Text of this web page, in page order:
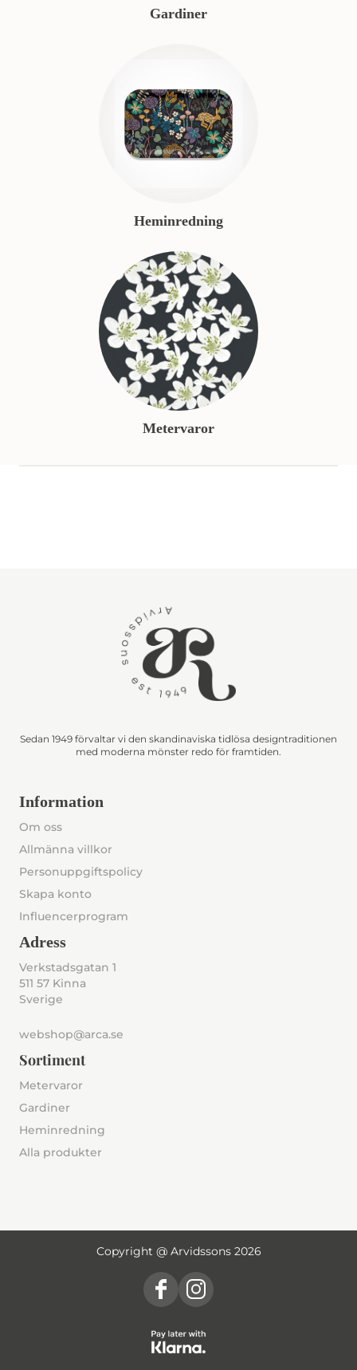
Gardiner
Heminredning
Metervaror
Sedan 1949 förvaltar vi den skandinaviska tidlösa designtraditionen
med moderna mönster redo för framtiden.
Information
Om oss
Allmänna villkor
Personuppgiftspolicy
Skapa konto
Influencerprogram
Adress
Verkstadsgatan 1
511 57 Kinna
Sverige
webshop@arca.se
Sortiment
Metervaror
Gardiner
Heminredning
Alla produkter
Copyright @ Arvidssons 2026